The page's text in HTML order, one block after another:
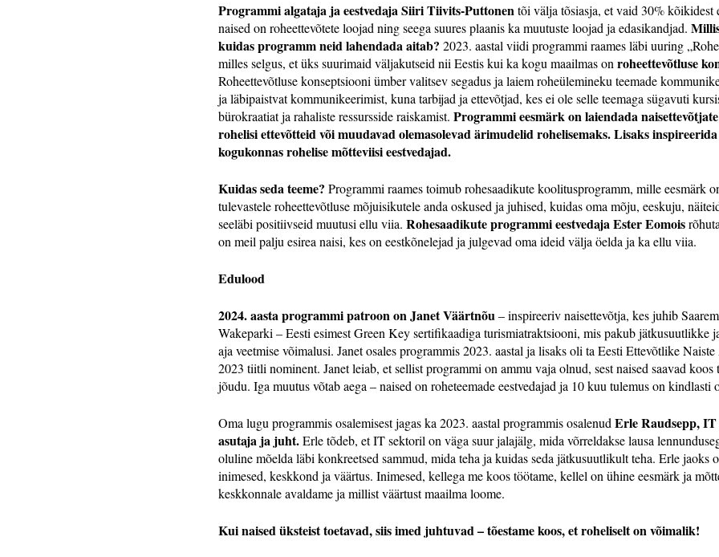
Programmi algataja ja eestvedaja Siiri Tiivits-Puttonentõi välja tõsiasja, et vaid 30% kõikidest
naised on roheettevõtete loojad ning seega suures plaanis ka muutuste loojad ja edasikandjad.
kuidas programm neid lahendada aitab? 2023. aastal viidi programmi raames läbi uuring
milles selgus, et üks suurimaid väljakutseid nii Eestis kui ka kogu maailmas on roheettevõtluse
Roheettevõtluse konseptsiooni ümber valitsev segadus ja laiem roheülemineku teemade
ja läbipaistvat kommunikeerimist, kuna tarbijad ja ettevõtjad, kes ei ole selle teemaga sügavuti
bürokraatiat ja rahaliste ressursside raiskamist. Programmi eesmärk on laiendada
rohelisi ettevõtteid või muudavad olemasolevad ärimudelid rohelisemaks. Lisaks
kogukonnas rohelise mõtteviisi eestvedajad.
Kuidas seda teeme? Programmi raames toimub rohesaadikute koolitusprogramm, mille eesmärk
tulevastele roheettevõtluse mõjuisikutele anda oskused ja juhised, kuidas oma mõju, eeskuju,
seeläbi positiivseid muutusi ellu viia. Rohesaadikute programmi eestvedaja Ester Eomois
on meil palju esirea naisi, kes on eestkõnelejad ja julgevad oma ideid välja öelda ja ka ellu viia.
Edulood
2024. aasta programmi patroon on Janet Väärtnõu– inspireeriv naisettevõtja, kes juhib
Wakeparki – Eesti esimest Green Key sertifikaadiga turismiatraktsiooni, mis pakub jätkusuutlikke
aja veetmise võimalusi. Janet osales programmis 2023. aastal ja lisaks oli ta Eesti Ettevõtlike
2023 tiitli nominent. Janet leiab, et sellist programmi on ammu vaja olnud, sest naised saavad
jõudu. Iga muutus võtab aega – naised on roheteemade eestvedajad ja 10 kuu tulemus on kindlasti
Oma lugu programmis osalemisest jagas ka 2023. aastal programmis osalenud Erle Raudsepp,
asutaja ja juht.Erle tõdeb, et IT sektoril on väga suur jalajälg, mida võrreldakse lausa
oluline mõelda läbi konkreetsed sammud, mida teha ja kuidas seda jätkusuutlikult teha. Erle jaoks
inimesed, keskkond ja väärtus. Inimesed, kellega me koos töötame, kellel on ühine eesmärk ja
keskkonnale avaldame ja millist väärtust maailma loome.
Kui naised üksteist toetavad, siis imed juhtuvad – tõestame koos, et roheliselt on võimalik!